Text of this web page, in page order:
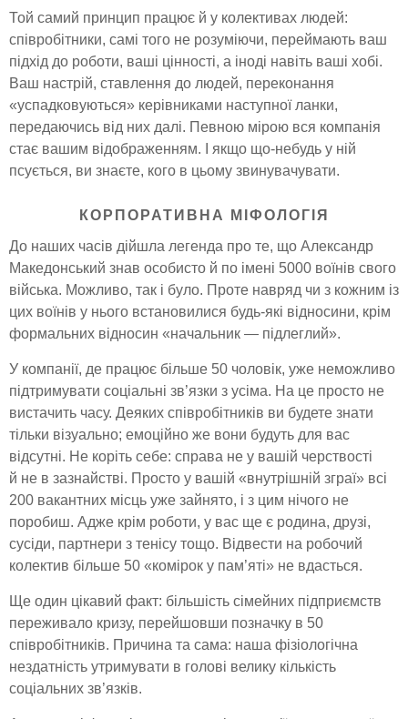
Той самий принцип працює й у колективах людей:
співробітники, самі того не розуміючи, переймають ваш
підхід до роботи, ваші цінності, а іноді навіть ваші хобі.
Ваш настрій, ставлення до людей, переконання
«успадковуються» керівниками наступної ланки,
передаючись від них далі. Певною мірою вся компанія
стає вашим відображенням. І якщо що-небудь у ній
псується, ви знаєте, кого в цьому звинувачувати.
КОРПОРАТИВНА МІФОЛОГІЯ
До наших часів дійшла легенда про те, що Александр
Македонський знав особисто й по імені 5000 воїнів свого
війська. Можливо, так і було. Проте навряд чи з кожним із
цих воїнів у нього встановилися будь-які відносини, крім
формальних відносин «начальник — підлеглий».
У компанії, де працює більше 50 чоловік, уже неможливо
підтримувати соціальні зв’язки з усіма. На це просто не
вистачить часу. Деяких співробітників ви будете знати
тільки візуально; емоційно же вони будуть для вас
відсутні. Не коріть себе: справа не у вашій черствості
й не в зазнайстві. Просто у вашій «внутрішній зграї» всі
200 вакантних місць уже зайнято, і з цим нічого не
поробиш. Адже крім роботи, у вас ще є родина, друзі,
сусіди, партнери з тенісу тощо. Відвести на робочий
колектив більше 50 «комірок у пам’яті» не вдасться.
Ще один цікавий факт: більшість сімейних підприємств
переживало кризу, перейшовши позначку в 50
співробітників. Причина та сама: наша фізіологічна
нездатність утримувати в голові велику кількість
соціальних зв’язків.